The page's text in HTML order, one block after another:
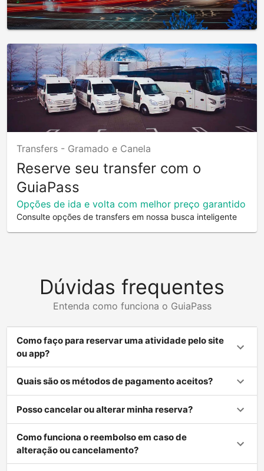
Transfers - Gramado e Canela
Reserve seu transfer com o
GuiaPass
Opções de ida e volta com melhor preço garantido
Consulte opções de transfers em nossa busca inteligente
Dúvidas frequentes
Entenda como funciona o GuiaPass
Como faço para reservar uma atividade pelo site
ou app?
Quais são os métodos de pagamento aceitos?
Posso cancelar ou alterar minha reserva?
Como funciona o reembolso em caso de
alteração ou cancelamento?